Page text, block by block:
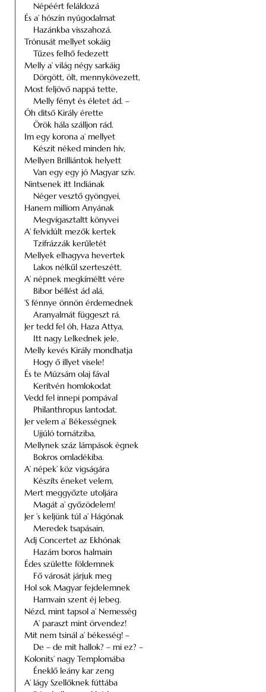
Népéért feláldozá
És a’ hószín nyúgodalmat
Hazánkba visszahozá.
Trónusát mellyet sokáig
Tűzes felhő fedezett
Melly a’ világ négy sarkáig
Dörgött, ölt, mennykövezett,
Most feljövő nappá tette,
Melly fényt és életet ád. –
Óh ditső Király érette
Örök hála szálljon rád.
Im egy korona a’ mellyet
Készit néked minden hív,
Mellyen Brilliántok helyett
Van egy egy jó Magyar szív.
Nintsenek itt Indiának
Néger vesztő gyöngyei,
Hanem milliom Anyának
Megvígasztaltt könyvei
A’ felvidúlt mezők kertek
Tzifrázzák kerűletét
Mellyek elhagyva hevertek
Lakos nélkűl szerteszétt.
A’ népnek megkíméltt vére
Bibor béllést ád alá,
’S fénnye önnön érdemednek
Aranyalmát függeszt rá.
Jer tedd fel óh, Haza Attya,
Itt nagy Lelkednek jele,
Melly kevés Király mondhatja
Hogy ő illyet visele!
És te Múzsám olaj fával
Kerítvén homlokodat
Vedd fel innepi pompával
Philanthropus lantodat.
Jer velem a’ Békességnek
Ujjúló tornátziba,
Mellynek száz lámpások égnek
Bokros omladékiba.
A’ népek’ köz vigságára
Készíts éneket velem,
Mert meggyőzte utoljára
Magát a’ győzödelem!
Jer ’s keljünk túl a’ Hágónak
Meredek tsapásain,
Adj Concertet az Ekhónak
Hazám boros halmain
Édes születte földemnek
Fő városát járjuk meg
Hol sok Magyar fejdelemnek
Hamvain szent éj lebeg.
Nézd, mint tapsol a’ Nemesség
A’ paraszt mint örvendez!
Mit nem tsinál a’ békesség! –
De – de mit hallok? – mi ez? –
Kolonits’ nagy Templomába
Éneklő leány kar zeng
A’ lágy Szellőknek fúttába